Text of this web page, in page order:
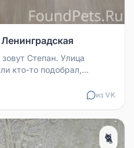
Степан. Улица
кто-то подобрал,
из VK
🐈